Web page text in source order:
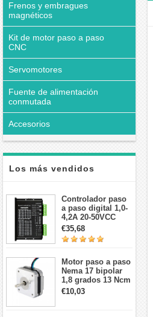
Frenos y embragues
magnéticos
Kit de motor paso a paso
CNC
Servomotores
Fuente de alimentación
conmutada
Accesorios
Los más vendidos
Controlador paso
a paso digital 1,0-
4,2A 20-50VCC
para motor paso a
paso Nema 17, 23,
24
€35,68
Motor paso a paso
Nema 17 bipolar
1,8 grados 13 Ncm
1A 3,5 V
42x42x20mm 4
€10,03